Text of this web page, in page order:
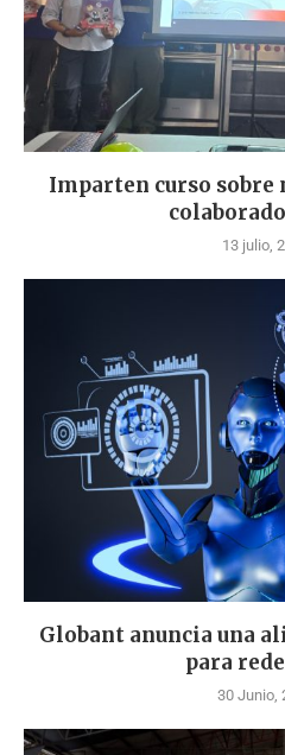
Imparten curso sobre
13 julio,
Globant anuncia una
para
30 Junio,